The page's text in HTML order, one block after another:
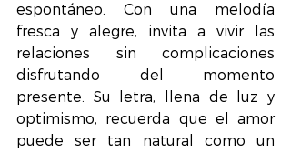
espontáneo. Con una melodía
fresca y alegre, invita a vivir las
relaciones sin complicaciones
disfrutando del momento
presente. Su letra, llena de luz y
optimismo, recuerda que el amor
puede ser tan natural como un